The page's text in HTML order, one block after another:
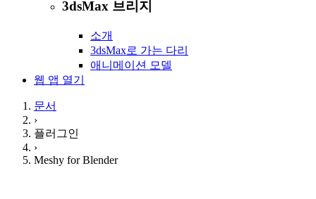
3dsMax 브리지
소개
3dsMax로 가는 다리
애니메이션 모델
웹 앱 열기
문서
›
플러그인
›
Meshy for Blender